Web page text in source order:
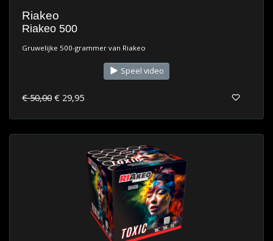
Riakeo
Riakeo 500
Gruwelijke 500-grammer van Riakeo
Speel video
€ 50,00 € 29,95